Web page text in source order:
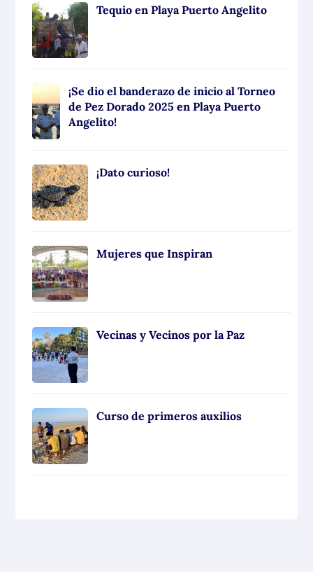
Tequio en Playa Puerto Angelito
¡Se dio el banderazo de inicio al Torneo
de Pez Dorado 2025 en Playa Puerto
Angelito!
¡Dato curioso!
Mujeres que Inspiran
Vecinas y Vecinos por la Paz
Curso de primeros auxilios